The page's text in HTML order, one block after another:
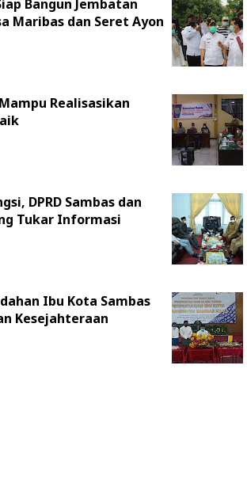
Bangun Jembatan
Maribas dan Seret Ayon
Realisasikan
DPRD Sambas dan
Tukar Informasi
Ibu Kota Sambas
Kesejahteraan